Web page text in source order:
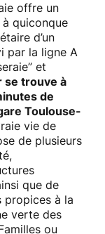
offre un
quiconque
d’un
par la ligne A
et
se trouve à
de
Toulouse-
vie de
de plusieurs
que de
propices à la
verte des
ou